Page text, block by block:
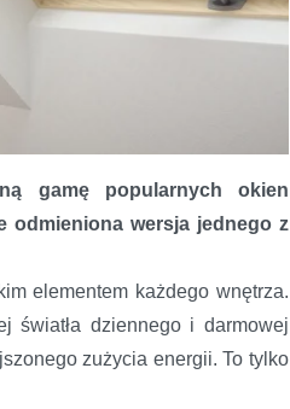
gamę popularnych okien
odmieniona wersja jednego z
elementem każdego wnętrza.
światła dziennego i darmowej
zużycia energii. To tylko